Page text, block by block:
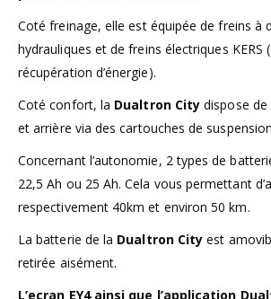
Coté freinage, elle est équipée de freins à
hydrauliques et de freins électriques KERS
récupération d’énergie).
Coté confort, la Dualtron City dispose
et arrière via des cartouches de
Concernant l’autonomie, 2 types de
22,5 Ah ou 25 Ah. Cela vous permettant
respectivement 40km et environ 50 km.
La batterie de la Dualtron City est
retirée aisément.
L’ecran EY4 ainsi que l’application